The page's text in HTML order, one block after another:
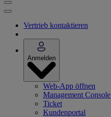
Vertrieb kontaktieren
Anmelden
Web-App öffnen
Management Console
Ticket
Kundenportal